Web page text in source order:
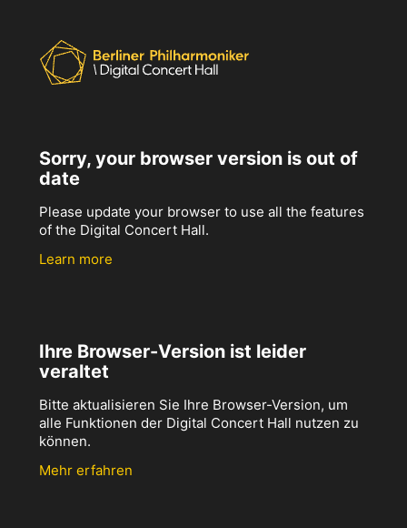
Sorry, your browser version is out of
date
Please update your browser to use all the features
of the Digital Concert Hall.
Learn more
Ihre Browser-Version ist leider
veraltet
Bitte aktualisieren Sie Ihre Browser-Version, um
alle Funktionen der Digital Concert Hall nutzen zu
können.
Mehr erfahren